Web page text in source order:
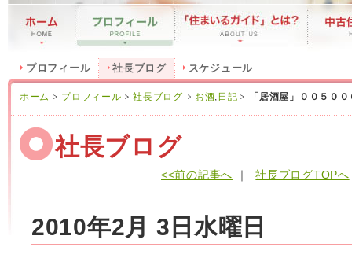
プロフィール 社長ブログ スケジュール
ホーム プロフィール 社長ブログ お酒, 日記 「居酒屋」００５０
社長ブログ
<<前の記事へ ｜ 社長ブログTOPへ
2010年2月 3日水曜日